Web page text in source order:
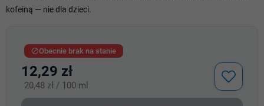
kofeiną — nie dla dzieci.
Obecnie brak na stanie
12,29 zł
20,48 zł / 100 ml